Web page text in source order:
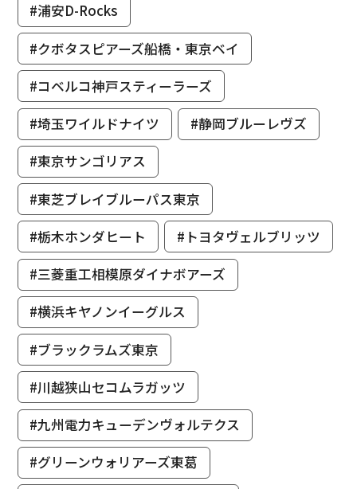
#浦安D-Rocks
#クボタスピアーズ船橋・東京ベイ
#コベルコ神戸スティーラーズ
#埼玉ワイルドナイツ
#静岡ブルーレヴズ
#東京サンゴリアス
#東芝ブレイブルーパス東京
#栃木ホンダヒート
#トヨタヴェルブリッツ
#三菱重工相模原ダイナボアーズ
#横浜キヤノンイーグルス
#ブラックラムズ東京
#川越狭山セコムラガッツ
#九州電力キューデンヴォルテクス
#グリーンウォリアーズ東葛